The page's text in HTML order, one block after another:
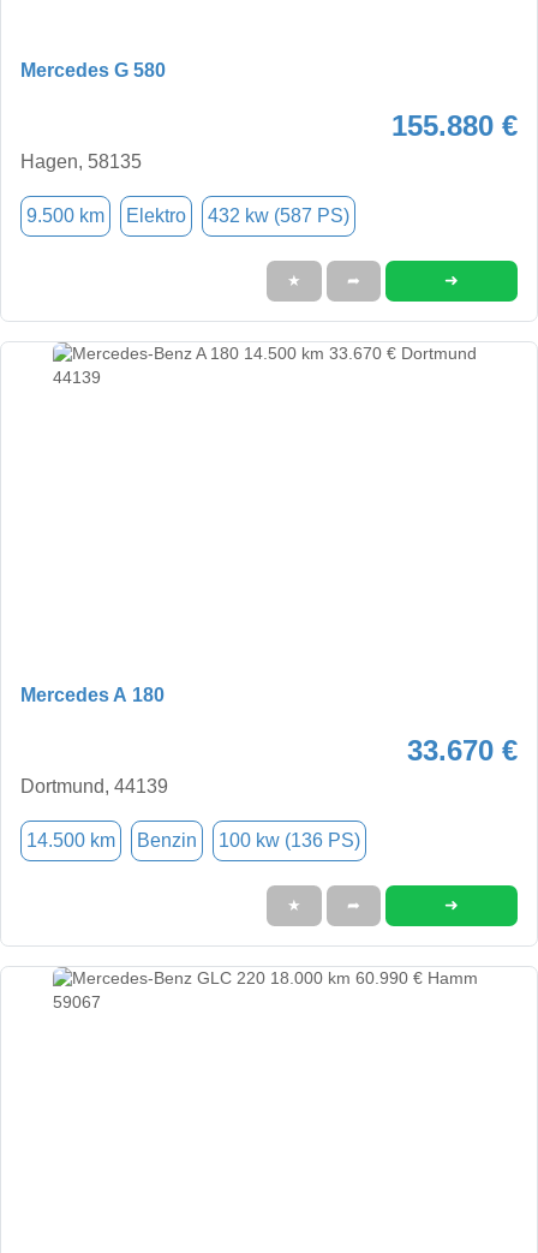
Mercedes G 580
155.880 €
Hagen, 58135
9.500 km Elektro 432 kw (587 PS)
★ ➦ ➜
Mercedes A 180
33.670 €
Dortmund, 44139
14.500 km Benzin 100 kw (136 PS)
★ ➦ ➜